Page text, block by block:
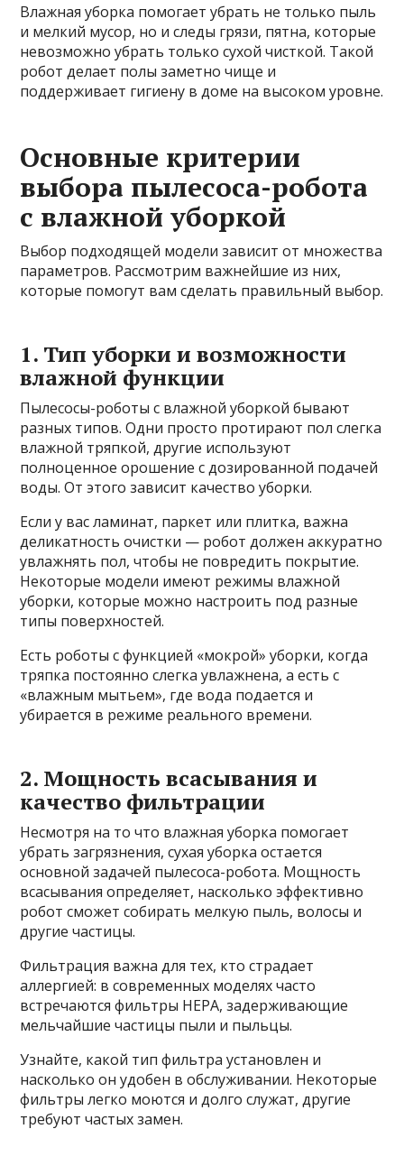
Влажная уборка помогает убрать не только пыль
и мелкий мусор, но и следы грязи, пятна, которые
невозможно убрать только сухой чисткой. Такой
робот делает полы заметно чище и
поддерживает гигиену в доме на высоком уровне.
Основные критерии
выбора пылесоса-робота
с влажной уборкой
Выбор подходящей модели зависит от множества
параметров. Рассмотрим важнейшие из них,
которые помогут вам сделать правильный выбор.
1. Тип уборки и возможности
влажной функции
Пылесосы-роботы с влажной уборкой бывают
разных типов. Одни просто протирают пол слегка
влажной тряпкой, другие используют
полноценное орошение с дозированной подачей
воды. От этого зависит качество уборки.
Если у вас ламинат, паркет или плитка, важна
деликатность очистки — робот должен аккуратно
увлажнять пол, чтобы не повредить покрытие.
Некоторые модели имеют режимы влажной
уборки, которые можно настроить под разные
типы поверхностей.
Есть роботы с функцией «мокрой» уборки, когда
тряпка постоянно слегка увлажнена, а есть с
«влажным мытьем», где вода подается и
убирается в режиме реального времени.
2. Мощность всасывания и
качество фильтрации
Несмотря на то что влажная уборка помогает
убрать загрязнения, сухая уборка остается
основной задачей пылесоса-робота. Мощность
всасывания определяет, насколько эффективно
робот сможет собирать мелкую пыль, волосы и
другие частицы.
Фильтрация важна для тех, кто страдает
аллергией: в современных моделях часто
встречаются фильтры HEPA, задерживающие
мельчайшие частицы пыли и пыльцы.
Узнайте, какой тип фильтра установлен и
насколько он удобен в обслуживании. Некоторые
фильтры легко моются и долго служат, другие
требуют частых замен.